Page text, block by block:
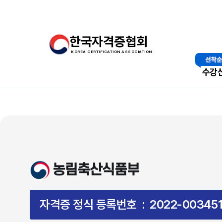
한국자격증협회
KOREA CERTIFICATION ASSOCIATION
수강
농림축산식품부
자격증 정식 등록번호 : 2022-